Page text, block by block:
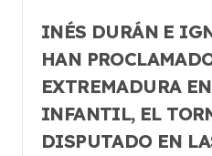
INÉS DURÁN E IGNACIO MUÑOZ SE
HAN
EXTREMADURA
INFANTIL, EL
DISPUTADO EN